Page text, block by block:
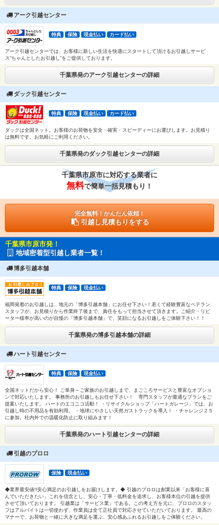
アーク引越センター
特典 保険 現金払い カード払い
アーク引越センターでは、お客様に新しい生活を快適にスタートして頂けるお引越しサービ
ス”ちゃんとしたお引越し”をご提供しております。
千葉県発のアーク引越センターの詳細
ダック引越センター
特典 保険 現金払い カード払い
ダックは全国ネット。お客様のお荷物を安全・確実・スピーディーにお運びします。お見積り
は無料です。お気軽にご利用ください。
千葉県発のダック引越センターの詳細
千葉県市原市に対応する業者に
無料で簡単一括見積もり！
完全無料！かんたん依頼！
引越し見積もりをする
千葉県市原市発！
地域密着型引越し業者一覧！
博多引越本舗
特典 保険 現金払い
福岡発着のお引越しは、地元の「博多引越本舗」にお任せ下さい！若くて経験豊富なベテラン
スタッフが、お見積りから作業終了後まで、責任をもって担当させて頂きます。ご紹介・リピ
ーター様率が高いのが自慢の「博多引越本舗」で、笑顔になるお引越しをご体験下さい！！
千葉県発の博多引越本舗の詳細
ハート引越センター
特典 保険 現金払い
全国ネットだから安心！ ご単身～ご家族のお引越しまで、まごころサービスと豊富なオプショ
ンで対応いたします。 事務所のお引越しもお任せ下さい！ 専門スタッフが最適なプランをご
提案いたします。 ハートのエコニコ活動！ ・リサイクルショップ「ハートガレージ」では、お
引越し時の不用品を有効利用。 ・地球にやさしい天然ガストラックを導入！ ・チャレンジ２５
に参加。社内外での温暖化防止に取り組みます！
千葉県発のハート引越センターの詳細
引越のプロロ
保険 現金払い
◆業界最安値!!安心満足のお引越しをお届けします。◆ 引越のプロロは創業以来「お客様に喜
んでいただきたい」これを信念とし、安心・丁寧・低料金を追求し、お客様本位の引越を提供
させて頂いております。 引越業は「サービス業」である。この考え方を元に、プロロのスタッ
フはアルバイトは一切使わず、作業員は全て正社員で対応させていただいております。 最高の
マナーで、お荷物と一緒に大きな満足を運ぶ、安心感あふれるお引越しをご体験ください。